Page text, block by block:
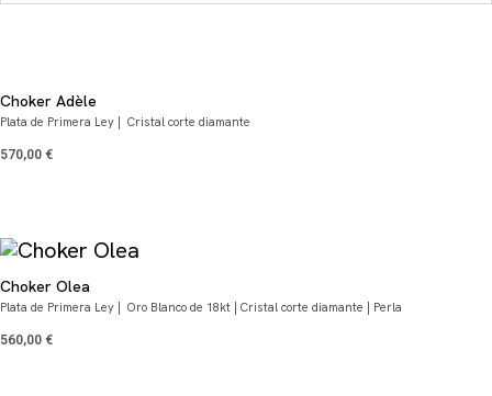
Choker Adèle
Plata de Primera Ley | Cristal corte diamante
570,00 €
Choker Olea
Plata de Primera Ley | Oro Blanco de 18kt | Cristal corte diamante | Perla
560,00 €